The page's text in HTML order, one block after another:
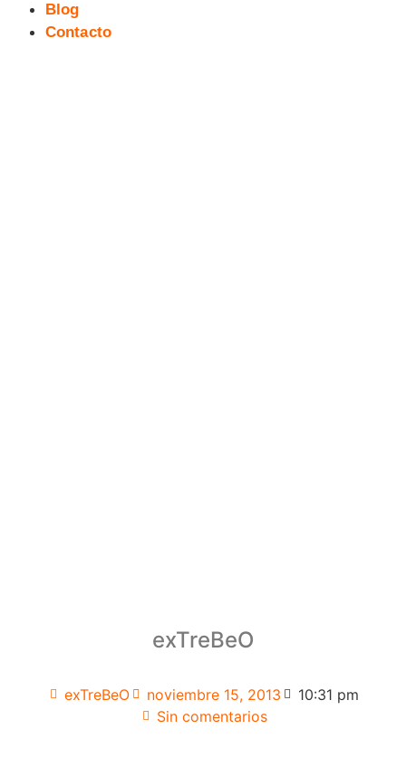
Blog
Contacto
exTreBeO
exTreBeO noviembre 15, 2013
10:31 pm
Sin comentarios